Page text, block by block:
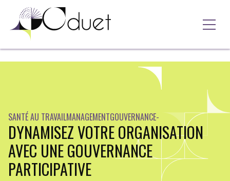
SANTÉ AU TRAVAILMANAGEMENTGOUVERNANCE-
DYNAMISEZ VOTRE ORGANISATION
AVEC UNE GOUVERNANCE
PARTICIPATIVE